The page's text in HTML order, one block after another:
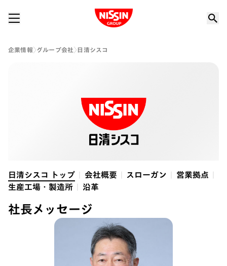
Nissin Group
企業情報 グループ会社 日清シスコ
日清シスコ トップ 会社概要 スローガン
営業拠点
生産工場・製造所
沿革
社長メッセージ